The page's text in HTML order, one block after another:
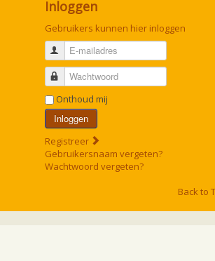
Inloggen
Gebruikers kunnen hier inloggen
E-mailadres
Wachtwoord
Onthoud mij
Inloggen
Registreer
Gebruikersnaam vergeten?
Wachtwoord vergeten?
Back to